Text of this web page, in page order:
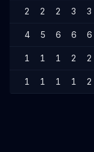
2 2 2 3 3
4 5 6 6 6
1 1 1 2 2
1 1 1 1 2